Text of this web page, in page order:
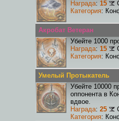
Награда: 15
Категория:
Акробат Ветеран
Убейте 1000
Награда: 15
Категория:
Умелый Протыкатель
Убейте 10000
оппонента в
вдвое.
Награда: 25
Категория: